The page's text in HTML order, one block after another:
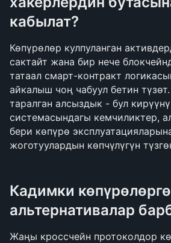
кабылат?
Көпүрөлөр кулпуланган
сактайт жана бир нече
татаал смарт-контракт
айкалыш чоң чабуул бетин
таралган алсыздык - бул
системасындагы кемчиликтер,
бери көпүрө
жоготуулардын көпчүлүгүн
Кадимки
альтернативалар
Жаңы кроссчейн протоколдор